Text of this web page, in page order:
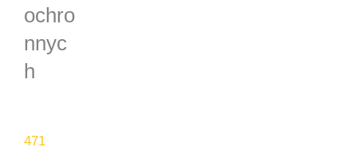
ochro
nnyc
h
471